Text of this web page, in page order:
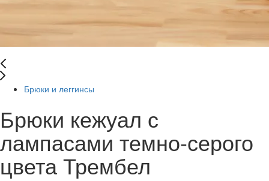
Брюки и леггинсы
Брюки кежуал с
лампасами темно-серого
цвета Трембел